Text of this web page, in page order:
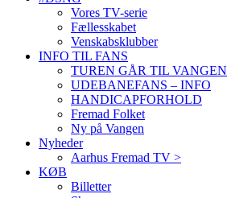
Vores TV-serie
Fællesskabet
Venskabsklubber
INFO TIL FANS
TUREN GÅR TIL VANGEN
UDEBANEFANS – INFO
HANDICAPFORHOLD
Fremad Folket
Ny på Vangen
Nyheder
Aarhus Fremad TV >
KØB
Billetter